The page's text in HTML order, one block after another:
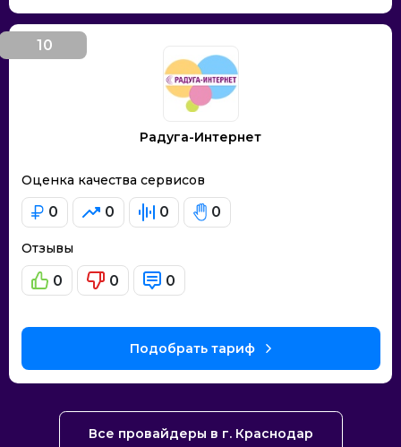
10
место
Радуга-Интернет
Оценка качества сервисов
0 0 0 0
Отзывы
0 0 0
Подобрать тариф
Все провайдеры в г. Краснодар